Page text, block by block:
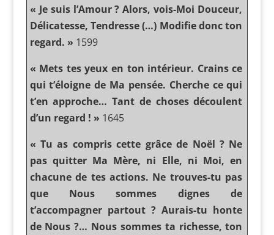
« Je suis l’Amour ? Alors, vois-Moi Douceur,
Délicatesse, Tendresse (…) Modifie donc ton
regard. » 1599
« Mets tes yeux en ton intérieur. Crains ce
qui t’éloigne de Ma pensée. Cherche ce qui
t’en approche… Tant de choses découlent
d’un regard ! » 1645
« Tu as compris cette grâce de Noël ? Ne
pas quitter Ma Mère, ni Elle, ni Moi, en
chacune de tes actions. Ne trouves-tu pas
que Nous sommes dignes de
t’accompagner partout ? Aurais-tu honte
de Nous ?… Nous sommes ta richesse, ton